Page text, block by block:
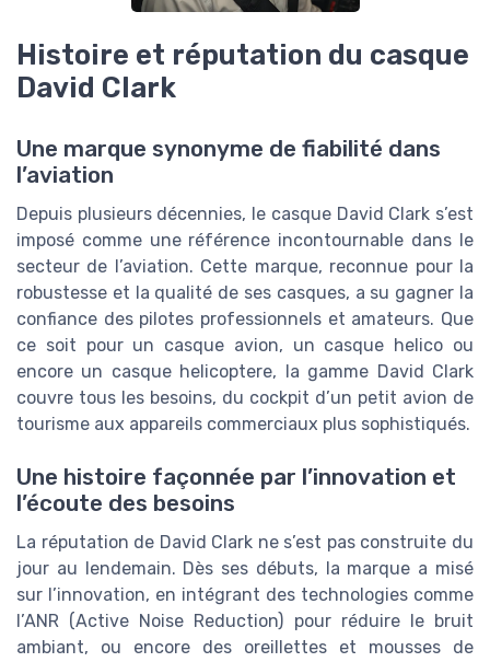
Histoire et réputation du casque
David Clark
Une marque synonyme de fiabilité dans
l’aviation
Depuis plusieurs décennies, le casque David Clark s’est
imposé comme une référence incontournable dans le
secteur de l’aviation. Cette marque, reconnue pour la
robustesse et la qualité de ses casques, a su gagner la
confiance des pilotes professionnels et amateurs. Que
ce soit pour un casque avion, un casque helico ou
encore un casque helicoptere, la gamme David Clark
couvre tous les besoins, du cockpit d’un petit avion de
tourisme aux appareils commerciaux plus sophistiqués.
Une histoire façonnée par l’innovation et
l’écoute des besoins
La réputation de David Clark ne s’est pas construite du
jour au lendemain. Dès ses débuts, la marque a misé
sur l’innovation, en intégrant des technologies comme
l’ANR (Active Noise Reduction) pour réduire le bruit
ambiant, ou encore des oreillettes et mousses de